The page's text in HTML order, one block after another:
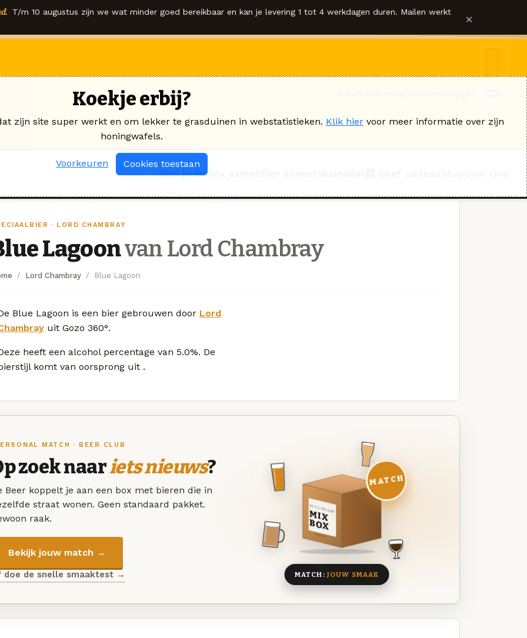
T/m 10 augustus zijn we wat minder goed bereikbaar en kan je levering 1 tot 4 werkdagen duren. Mailen werkt ×
Stel jouw box samen
· LORD CHAMBRAY
Lagoonvan Lord Chambray
Lord Chambray Blue Lagoon
Blue Lagoon is een bier gebrouwen door Lord
uit Gozo 360°.
heeft een alcohol percentage van 5.0%. De
komt van oorsprong uit .
MATCH · BEER CLUB
zoek naariets nieuws?
Beer koppelt je aan een box met bieren die in
straat wonen. Geen standaard pakket.
raak.
Bekijk jouw match →
doe de snelle smaaktest →
DEZE MAAND
MIX
BOX
8 BIEREN
MATCH
MATCH: JOUW SMAAK
Koekje erbij?
zijn site super werkt en om lekker te grasduinen in webstatistieken. Klik hier voor meer informatie over zijn
honingwafels.
Voorkeuren Cookies toestaan